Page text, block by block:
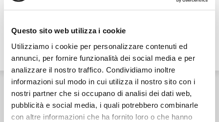
Questo sito web utilizza i cookie
Utilizziamo i cookie per personalizzare contenuti ed
annunci, per fornire funzionalità dei social media e per
analizzare il nostro traffico. Condividiamo inoltre
informazioni sul modo in cui utilizza il nostro sito con i
nostri partner che si occupano di analisi dei dati web,
pubblicità e social media, i quali potrebbero combinarle
con altre informazioni che ha fornito loro o che hanno
Geo&Tex Trentino, il 2022
17 Gennaio 2022